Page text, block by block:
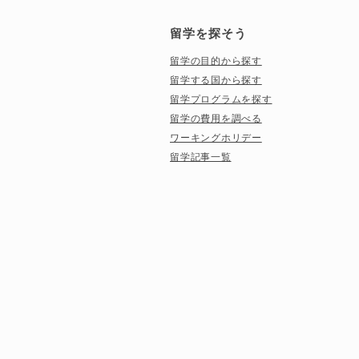
留学を探そう
留学の目的から探す
留学する国から探す
留学プログラムを探す
留学の費用を調べる
ワーキングホリデー
留学記事一覧